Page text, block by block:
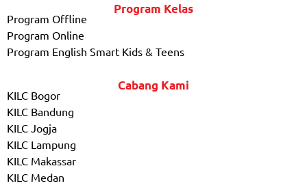
Program Kelas
Program Offline
Program Online
Program English Smart Kids & Teens
Cabang Kami
KILC Bogor
KILC Bandung
KILC Jogja
KILC Lampung
KILC Makassar
KILC Medan